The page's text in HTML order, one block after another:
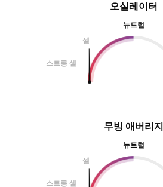
오실레이터
뉴트럴
셀
스트롱 셀
무빙 애버리지
뉴트럴
셀
스트롱 셀